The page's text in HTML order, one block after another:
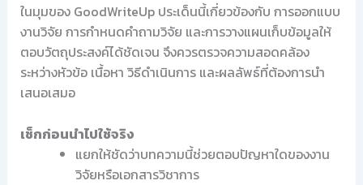
ในมุมของ GoodWriteUp ประเด็นนี้เกี่ยวข้องกับ การออกแบบ
งานวิจัย การกำหนดคำถามวิจัย และการวางแผนเก็บข้อมูลให้
ตอบวัตถุประสงค์ได้ชัดเจน จึงควรตรวจความสอดคล้อง
ระหว่างหัวข้อ เนื้อหา วิธีดำเนินการ และผลลัพธ์ที่ต้องการนำ
เสนอเสมอ
เช็กก่อนนำไปใช้จริง
แยกให้ชัดว่าบทความนี้ช่วยตอบปัญหาใดของงาน
วิจัยหรือเอกสารวิชาการ